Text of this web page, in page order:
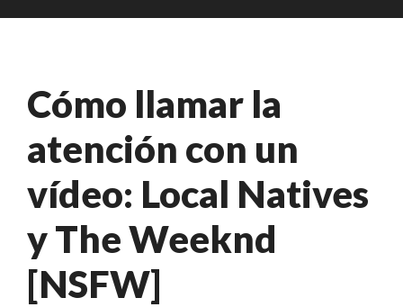
Cómo llamar la
atención con un
vídeo: Local Natives
y The Weeknd
[NSFW]